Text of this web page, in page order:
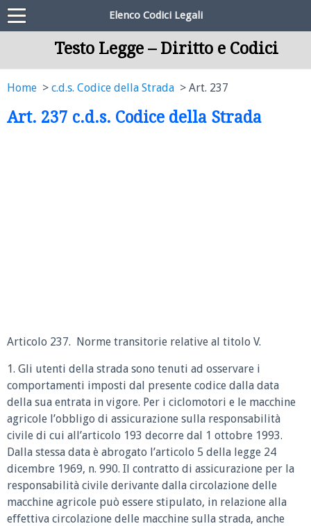
Elenco Codici Legali
Testo Legge – Diritto e Codici
Home c.d.s. Codice della Strada Art. 237
Art. 237 c.d.s. Codice della Strada
Articolo 237. Norme transitorie relative al titolo V.
1. Gli utenti della strada sono tenuti ad osservare i
comportamenti imposti dal presente codice dalla data
della sua entrata in vigore. Per i ciclomotori e le macchine
agricole l’obbligo di assicurazione sulla responsabilità
civile di cui all’articolo 193 decorre dal 1 ottobre 1993.
Dalla stessa data è abrogato l’articolo 5 della legge 24
dicembre 1969, n. 990. Il contratto di assicurazione per la
responsabilità civile derivante dalla circolazione delle
macchine agricole può essere stipulato, in relazione alla
effettiva circolazione delle macchine sulla strada, anche